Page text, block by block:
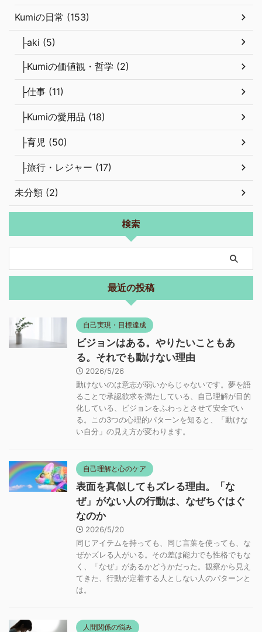
Kumiの日常 (153)
├aki (5)
├Kumiの価値観・哲学 (2)
├仕事 (11)
├Kumiの愛用品 (18)
├育児 (50)
├旅行・レジャー (17)
未分類 (2)
検索
最近の投稿
自己実現・目標達成
ビジョンはある。やりたいこともあ
る。それでも動けない理由
2026/5/26
動けないのは意志が弱いからじゃないです。夢を語
ることで承認欲求を満たしている、自己理解が目的
化している、ビジョンをふわっとさせて安全でい
る。この3つの心理的パターンを知ると、「動けな
い自分」の見え方が変わります。
自己理解と心のケア
表面を真似してもズレる理由。「な
ぜ」がない人の行動は、なぜちぐはぐ
なのか
2026/5/20
同じアイテムを持っても、同じ言葉を使っても、な
ぜかズレる人がいる。その差は能力でも性格でもな
く、「なぜ」があるかどうかだった。観察から見え
てきた、行動が定着する人としない人のパターンと
は。
人間関係の悩み